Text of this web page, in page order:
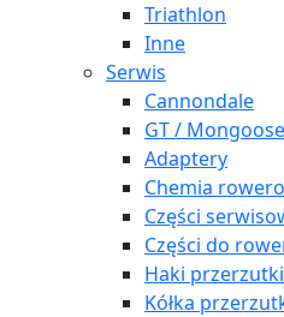
Triathlon
Inne
Serwis
Cannondale
GT / Mongoose
Adaptery
Chemia
Części
Części do
Haki przerzutki
Kółka